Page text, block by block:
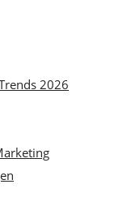
2026